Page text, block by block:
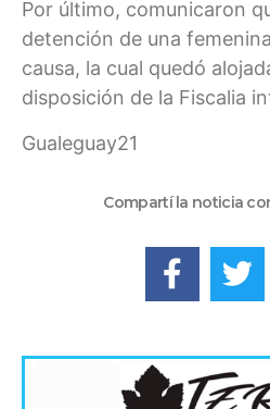
Por último, comunicaron
detención de una
causa, la cual quedó
disposición de la Fiscalia
Gualeguay21
Compartí la noticia